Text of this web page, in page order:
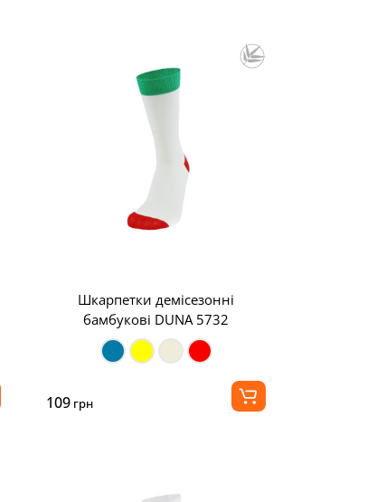
Шкарпетки демісезонні
бамбукові DUNA 5732
109 грн